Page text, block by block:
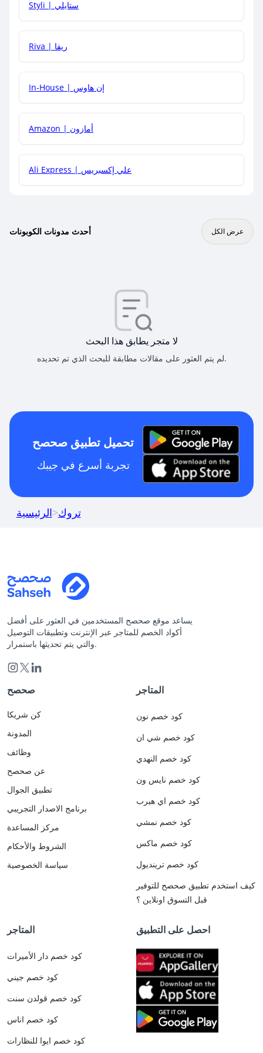
هل يمكنني جمع كود خصم مع العروض الأخرى؟
Styli | ستايلي
Riva | ريفا
In-House | إن هاوس
Amazon | أمازون
Ali Express | علي إكسبريس
أحدث مدونات الكوبونات عرض الكل
لا متجر يطابق هذا البحث
لم يتم العثور على مقالات مطابقة للبحث الذي تم تحديده.
تحميل تطبيق صحصح
تجربة أسرع في جيبك
الرئيسية>تروك
يساعد موقع صحصح المستخدمين في العثور على أفضل
أكواد الخصم للمتاجر عبر الإنترنت وتطبيقات التوصيل
والتي يتم تحديثها باستمرار.
صحصح
كن شريكا
المدونة
وظائف
عن صحصح
تطبيق الجوال
برنامج الاصدار التجريبي
مركز المساعدة
الشروط والأحكام
سياسة الخصوصية
المتاجر
كود خصم نون
كود خصم شي ان
كود خصم النهدي
كود خصم نايس ون
كود خصم اي هيرب
كود خصم نمشي
كود خصم ماكس
كود خصم ترينديول
كيف استخدم تطبيق صحصح للتوفير
قبل التسوق اونلاين ؟
المتاجر
كود خصم دار الأميرات
كود خصم جيني
كود خصم قولدن سنت
كود خصم اناس
كود خصم ايوا للنظارات
احصل على التطبيق